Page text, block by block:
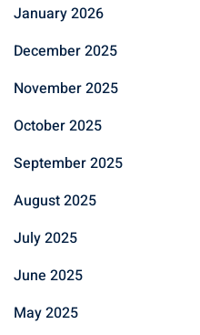
January 2026
December 2025
November 2025
October 2025
September 2025
August 2025
July 2025
June 2025
May 2025